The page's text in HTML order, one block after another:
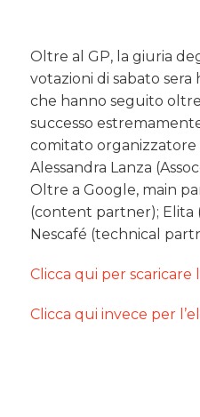
Oltre al GP, la giuria
votazioni di sabato
che hanno seguito
successo
comitato organizzatore
Alessandra Lanza
Oltre a Google, main
(content partner); Elita
Nescafé (technical
Clicca qui per
Clicca qui invece per